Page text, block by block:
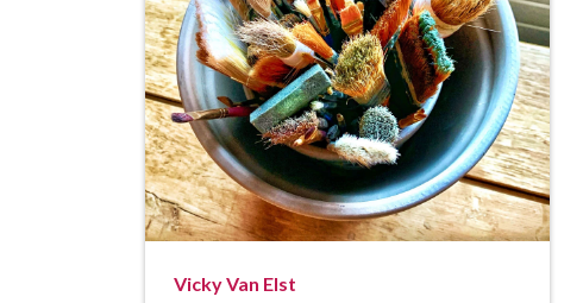
Vicky Van Elst